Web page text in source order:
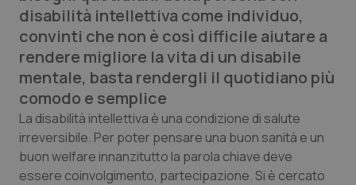
Abruzzo
Basilicata
Calabria
Campania
Emilia-Romagna
QS Pro Gold
Artrite & artrosi
Asma & BPCO
Car-T
Colesterolo & coronaropatie
QS Club Newsletter
disabilità intellettiva come individuo,
convinti che non è così difficile aiutare a
rendere migliore la vita di un disabile
mentale, basta rendergli il quotidiano più
comodo e semplice
La disabilità intellettiva è una condizione di salute
irreversibile. Per poter pensare una buon sanità e un
buon welfare innanzitutto la parola chiave deve
essere coinvolgimento, partecipazione. Si è cercato